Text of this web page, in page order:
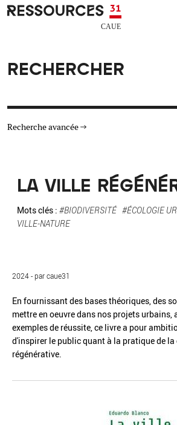
Aller au contenu principal
CAUE RESSOURCES 31
RECHERCHER
Recherche avancée
TYPE DE RESSOURCES
MATÉRIAUX
Réinitialiser Fermer la
LA VILLE
Mots clés : #BIODIVERSITÉ #ÉCOLOGIE
VILLE-NATURE
2024 - par caue31
En fournissant des bases théoriques, des
mettre en oeuvre dans nos projets urbains,
exemples de réussite, ce livre a pour
d'inspirer le public quant à la pratique de
régénérative.